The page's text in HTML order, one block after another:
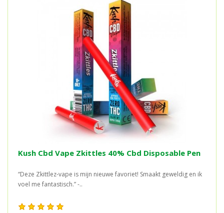
Kush Cbd Vape Zkittles 40% Cbd Disposable Pen
“Deze Zkittlez-vape is mijn nieuwe favoriet! Smaakt geweldig en ik
voel me fantastisch.” -..